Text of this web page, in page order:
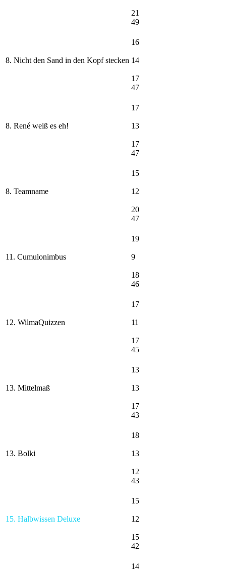
21
49
8. Nicht den Sand in den Kopf stecken
16
14
17
47
8. René weiß es eh!
17
13
17
47
8. Teamname
15
12
20
47
11. Cumulonimbus
19
9
18
46
12. WilmaQuizzen
17
11
17
45
13. Mittelmaß
13
13
17
43
13. Bolki
18
13
12
43
15. Halbwissen Deluxe
15
12
15
42
14